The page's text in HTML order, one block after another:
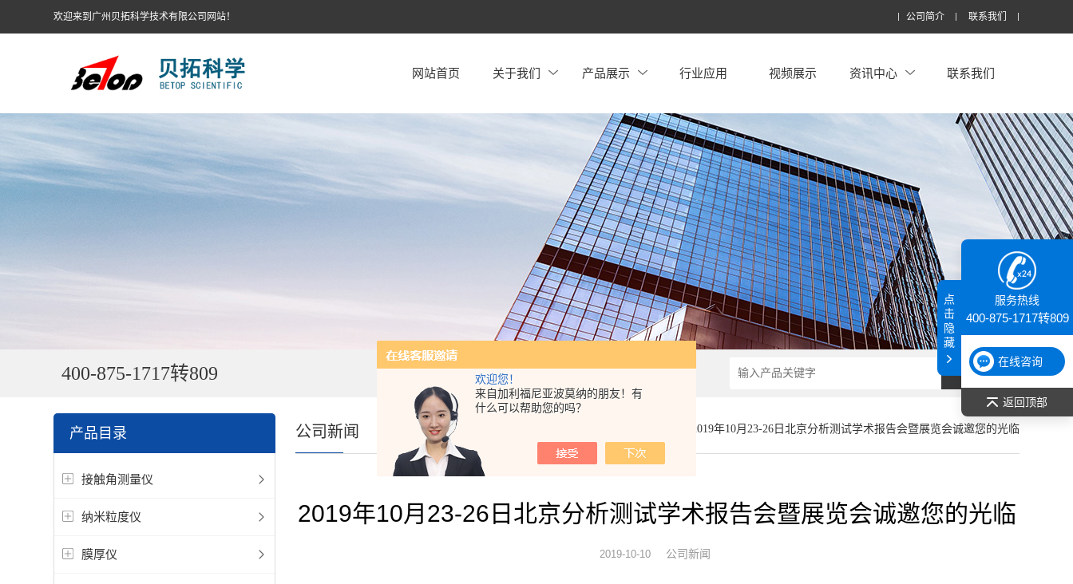
欢迎您！
来自加利福尼亚波莫纳的朋友！有
什么可以帮助您的吗？
欢迎来到广州贝拓科学技术有限公司网站！ 公司简介 联系我们
网站首页 关于我们 产品展示 行业应用 视频展示 资讯中心 联系我们
400-875-1717转809
产品目录
接触角测量仪
纳米粒度仪
膜厚仪
> 2019年10月23-26日北京分析测试学术报告会暨展览会诚邀您的光临
公司新闻
2019年10月23-26日北京分析测试学术报告会暨展览会诚邀您的光临
2019-10-10 公司新闻
服务热线
400-875-1717转809
在线咨询
返回顶部
点
击
隐
藏